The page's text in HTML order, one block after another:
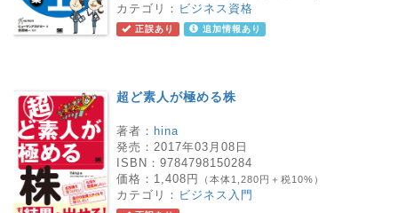
カテゴリ： ビジネス資格
正誤あり 追加情報あり
超ど素人が極める株
著者： hina
発売： 2017年03月08日
ISBN： 9784798150284
価格： 1,408円 （本体1,280円＋税10%）
カテゴリ： ビジネス入門